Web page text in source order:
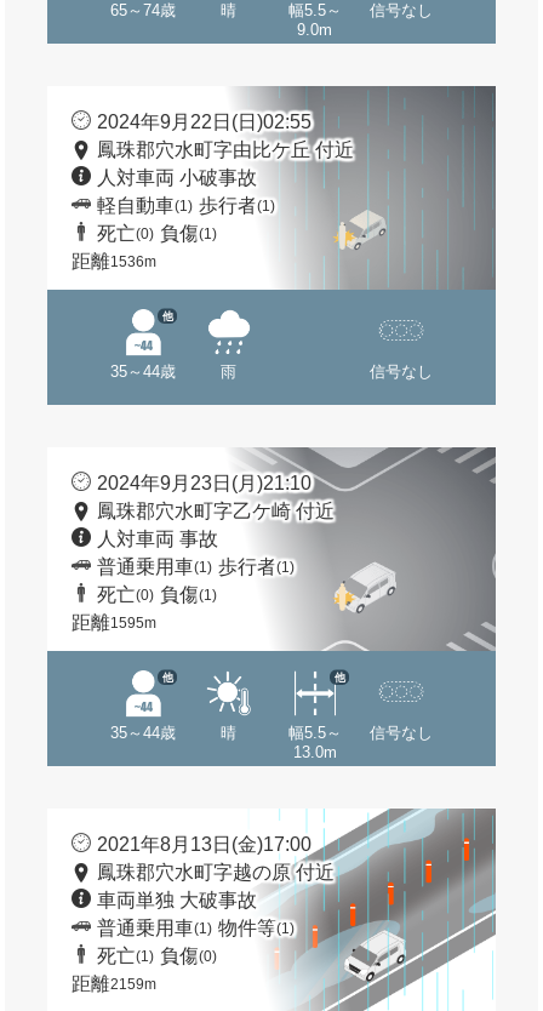
65～74歳 晴
幅5.5～
9.0m
信号なし
2024年9月22日(日)02:55
鳳珠郡穴水町字由比ケ丘 付近
人対車両 小破事故
軽自動車(1) 歩行者(1)
死亡(0) 負傷(1)
距離1536m
35～44歳
他
雨 信号なし
2024年9月23日(月)21:10
鳳珠郡穴水町字乙ケ崎 付近
人対車両 事故
普通乗用車(1) 歩行者(1)
死亡(0) 負傷(1)
距離1595m
35～44歳
他
晴
幅5.5～
13.0m
他
信号なし
2021年8月13日(金)17:00
鳳珠郡穴水町字越の原 付近
車両単独 大破事故
普通乗用車(1) 物件等(1)
死亡(1) 負傷(0)
距離2159m